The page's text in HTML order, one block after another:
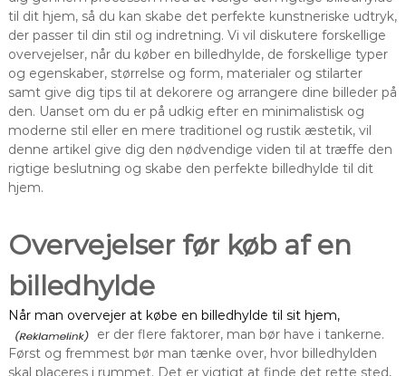
til dit hjem, så du kan skabe det perfekte kunstneriske udtryk,
der passer til din stil og indretning. Vi vil diskutere forskellige
overvejelser, når du køber en billedhylde, de forskellige typer
og egenskaber, størrelse og form, materialer og stilarter
samt give dig tips til at dekorere og arrangere dine billeder på
den. Uanset om du er på udkig efter en minimalistisk og
moderne stil eller en mere traditionel og rustik æstetik, vil
denne artikel give dig den nødvendige viden til at træffe den
rigtige beslutning og skabe den perfekte billedhylde til dit
hjem.
Overvejelser før køb af en
billedhylde
Når man overvejer at købe en billedhylde til sit hjem,
er der flere faktorer, man bør have i tankerne.
Først og fremmest bør man tænke over, hvor billedhylden
skal placeres i rummet. Det er vigtigt at finde det rette sted,